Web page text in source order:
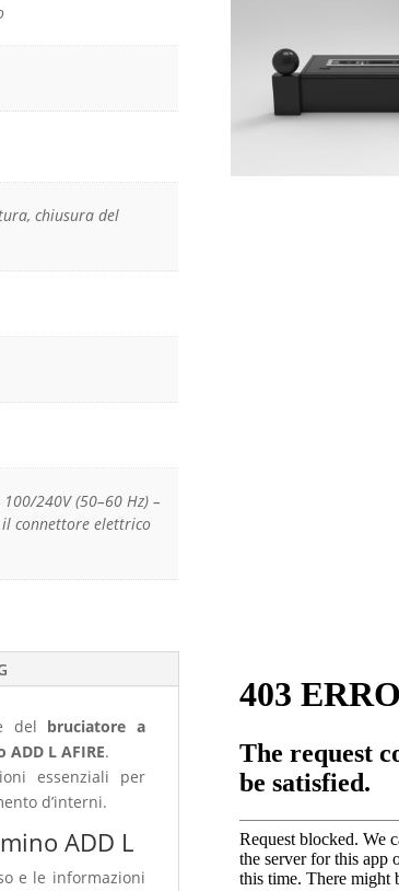
chiusura del
240V (50–60 Hz) –
il connettore elettrico
del bruciatore a
L AFIRE.
essenziali per
d’interni.
ADD L
e le informazioni